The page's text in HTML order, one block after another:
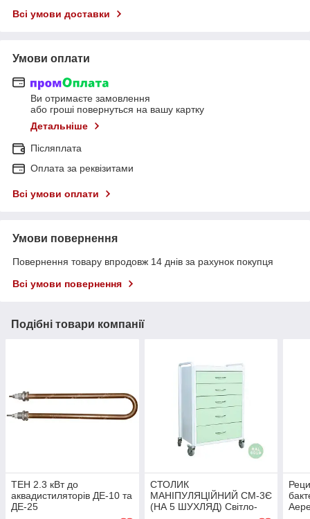
Всі умови доставки
Умови оплати
Ви отримаєте замовлення
або гроші повернуться на вашу картку
Детальніше
Післяплата
Оплата за реквізитами
Всі умови оплати
Умови повернення
Повернення товару впродовж 14 днів за рахунок покупця
Всі умови повернення
Подібні товари компанії
ТЕН 2.3 кВт до
аквадистиляторів ДЕ-10 та
ДЕ-25
СТОЛИК
МАНІПУЛЯЦІЙНИЙ СМ-3Є
(НА 5 ШУХЛЯД) Світло-